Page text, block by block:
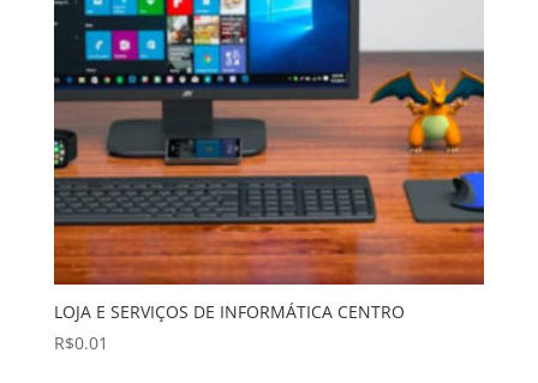
LOJA E SERVIÇOS DE INFORMÁTICA CENTRO
R$0.01